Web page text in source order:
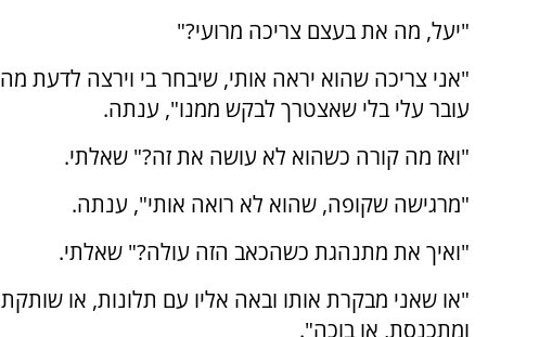
"יעל, מה את בעצם צריכה מרועי?"
"אני צריכה שהוא יראה אותי, שיבחר בי וירצה לדעת מה
עובר עלי בלי שאצטרך לבקש ממנו", ענתה.
"ואז מה קורה כשהוא לא עושה את זה?" שאלתי.
"מרגישה שקופה, שהוא לא רואה אותי", ענתה.
"ואיך את מתנהגת כשהכאב הזה עולה?" שאלתי.
"או שאני מבקרת אותו ובאה אליו עם תלונות, או שותקת
ומתכנסת, או בוכה".